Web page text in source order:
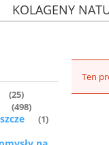
KOLAGENY
(25)
(498)
(1)
Ten